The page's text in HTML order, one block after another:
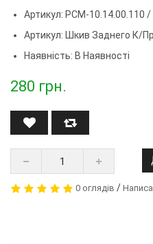
Артикул: РСМ-10.14.00.110 /
Артикул: Шкив Заднего К/
Наявність: В Наявності
280 грн.
0 оглядів /